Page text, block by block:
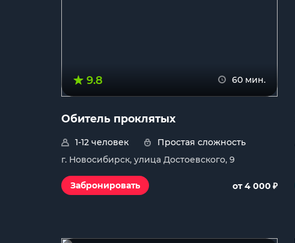
9.8 60 мин.
Обитель проклятых
1-12 человек
Простая сложность
г. Новосибирск, улица Достоевского, 9
Забронировать от 4 000 ₽